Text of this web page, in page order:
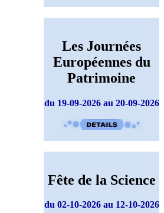
Les Journées
Européennes du
Patrimoine
du 19-09-2026 au 20-09-2026
Fête de la Science
du 02-10-2026 au 12-10-2026